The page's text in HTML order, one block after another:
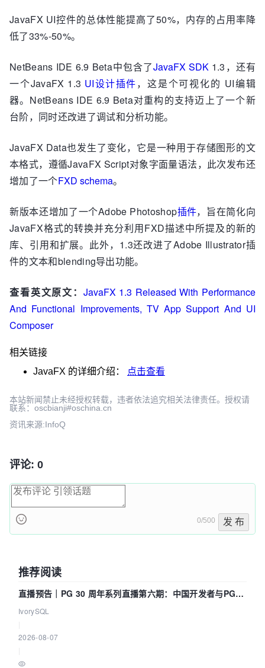
JavaFX UI控件的总体性能提高了50%，内存的占用率降
低了33%-50%。
NetBeans IDE 6.9 Beta中包含了JavaFX SDK1.3，还有
一个JavaFX 1.3 UI设计插件，这是个可视化的 UI编辑
器。NetBeans IDE 6.9 Beta对重构的支持迈上了一个新
台阶，同时还改进了调试和分析功能。
JavaFX Data也发生了变化，它是一种用于存储图形的文
本格式，遵循JavaFX Script对象字面量语法，此次发布还
增加了一个FXD schema。
新版本还增加了一个Adobe Photoshop插件，旨在简化向
JavaFX格式的转换并充分利用FXD描述中所提及的新的
库、引用和扩展。此外，1.3还改进了Adobe Illustrator插
件的文本和blending导出功能。
查看英文原文： JavaFX 1.3 Released With Performance
And Functional Improvements, TV App Support And UI
Composer
相关链接
JavaFX 的详细介绍： 点击查看
本站新闻禁止未经授权转载，违者依法追究相关法律责任。授权请
联系：oscbianji#oschina.cn
资讯来源:InfoQ
评论: 0
0/500 发 布
推荐阅读
直播预告｜PG 30 周年系列直播第六期：中国开发者与PG内
核——我们改得动吗？我们贡献了什么？
IvorySQL
2026-08-07